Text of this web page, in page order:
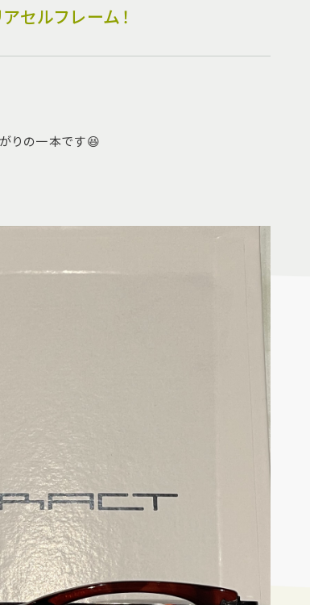
セルフレーム！
りの一本です😆